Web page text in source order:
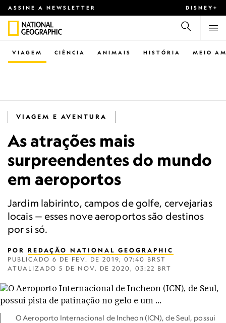
ASSINE A NEWSLETTER DISNEY+
CIÊNCIA
VIAGEM ANIMAIS HISTÓRIA MEIO
VIAGEM E AVENTURA
As atrações mais
surpreendentes do mundo
em aeroportos
Jardim labirinto, campos de golfe, cervejarias
locais — esses nove aeroportos são destinos
por si só.
POR REDAÇÃO NATIONAL GEOGRAPHIC
PUBLICADO 6 DE FEV. DE 2019, 07:40 BRST
ATUALIZADO 5 DE NOV. DE 2020, 03:22 BRT
O Aeroporto Internacional de Incheon (ICN), de Seul, possui